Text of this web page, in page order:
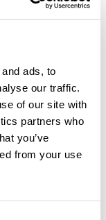
ads, to
our traffic.
of our site with
partners who
you’ve
from your use
avis !